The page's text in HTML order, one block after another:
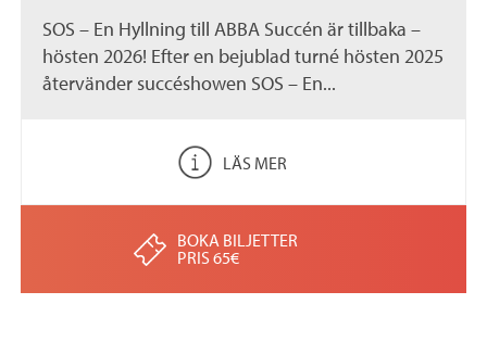
SOS – En Hyllning till ABBA Succén är tillbaka –
hösten 2026! Efter en bejublad turné hösten 2025
återvänder succéshowen SOS – En...
LÄS MER
BOKA BILJETTER
PRIS 65€